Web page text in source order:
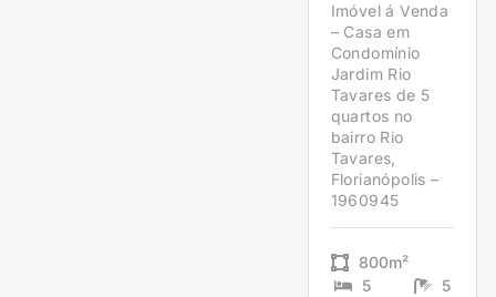
Imóvel á Venda
– Casa em
Condomínio
Jardim Rio
Tavares de 5
quartos no
bairro Rio
Tavares,
Florianópolis –
1960945
800m²
5
5